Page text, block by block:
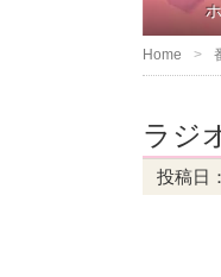
Home
ラジ
投稿日：